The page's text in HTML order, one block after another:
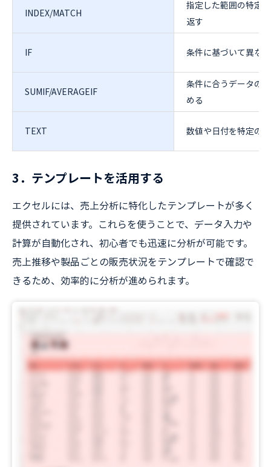
INDEX/MATCH
指定した範囲の特定
返す
IF 条件に基づいて異な
SUMIF/AVERAGEIF
条件に合うデータの
める
TEXT 数値や日付を特定の
3．テンプレートを活用する
エクセルには、売上分析に特化したテンプレートが多く
提供されています。これらを使うことで、データ入力や
計算が自動化され、初心者でも迅速に分析が可能です。
売上推移や製品ごとの販売状況をテンプレートで確認で
きるため、効率的に分析が進められます。